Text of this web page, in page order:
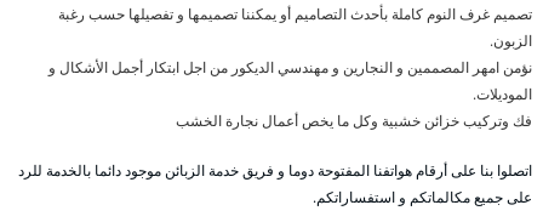
تصميم غرف النوم كاملة بأحدث التصاميم أو يمكننا تصميمها و تفصيلها حسب رغبة
الزبون.
نؤمن امهر المصممين و النجارين و مهندسي الديكور من اجل ابتكار أجمل الأشكال و
الموديلات.
فك وتركيب خزائن خشبية وكل ما يخص أعمال نجارة الخشب
اتصلوا بنا على أرقام هواتفنا المفتوحة دوما و فريق خدمة الزبائن موجود دائما بالخدمة للرد
على جميع مكالماتكم و استفساراتكم.